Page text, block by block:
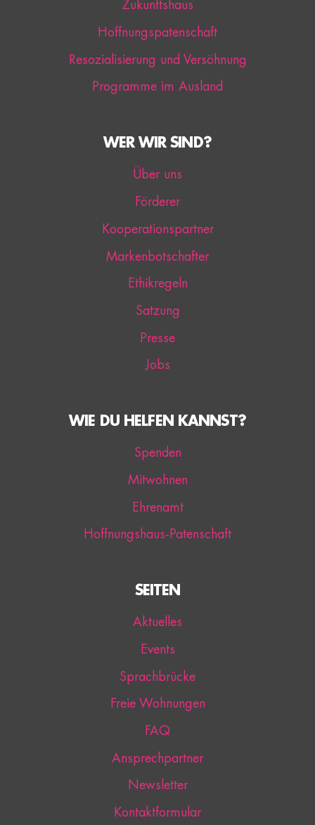
Zukunftshaus
Hoffnungspatenschaft
Resozialisierung und Versöhnung
Programme im Ausland
WER WIR SIND?
Über uns
Förderer
Kooperationspartner
Markenbotschafter
Ethikregeln
Satzung
Presse
Jobs
WIE DU HELFEN KANNST?
Spenden
Mitwohnen
Ehrenamt
Hoffnungshaus-Patenschaft
SEITEN
Aktuelles
Events
Sprachbrücke
Freie Wohnungen
FAQ
Ansprechpartner
Newsletter
Kontaktformular